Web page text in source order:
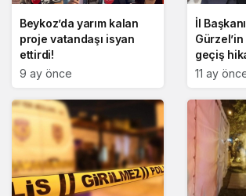
Beykoz’da yarım kalan
proje vatandaşı isyan
ettirdi!
9 ay önce
İl
Gürzel’in
geçiş
11 ay